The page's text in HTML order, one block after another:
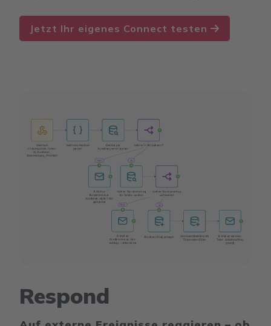
Jetzt Ihr eigenes Connect testen
Respond